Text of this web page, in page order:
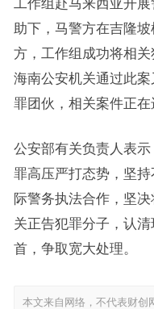
工作组赴马来西亚开
助下，马警方在吉隆
方，工作组成功将相关
海南公安机关通过此
罪团伙，相关案件正在
公安部有关负责人表
罪高压严打态势，坚
际警务执法合作，坚
关正告犯罪分子，认
首，争取宽大处理。
本文来自网络，不代表财创